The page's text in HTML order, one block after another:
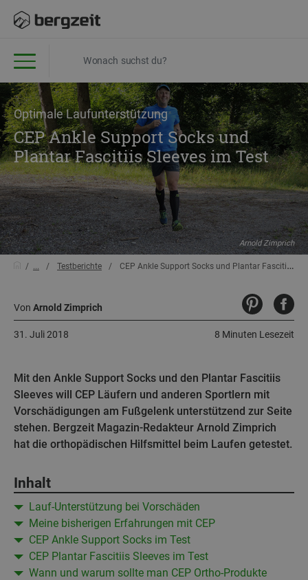
Optimale Laufunterstützung
CEP Ankle Support Socks und
Plantar Fascitiis Sleeves im Test
Arnold Zimprich
... Testberichte CEP Ankle Support Socks und Plantar Fascitiis Sleeves im Test
Von Arnold Zimprich
8 Minuten Lesezeit
31. Juli 2018
Mit den Ankle Support Socks und den Plantar Fascitiis
Sleeves will CEP Läufern und anderen Sportlern mit
Vorschädigungen am Fußgelenk unterstützend zur Seite
stehen. Bergzeit Magazin-Redakteur Arnold Zimprich
hat die orthopädischen Hilfsmittel beim Laufen getestet.
Inhalt
Lauf-Unterstützung bei Vorschäden
Meine bisherigen Erfahrungen mit CEP
CEP Ankle Support Socks im Test
CEP Plantar Fascitiis Sleeves im Test
Wann und warum sollte man CEP Ortho-Produkte